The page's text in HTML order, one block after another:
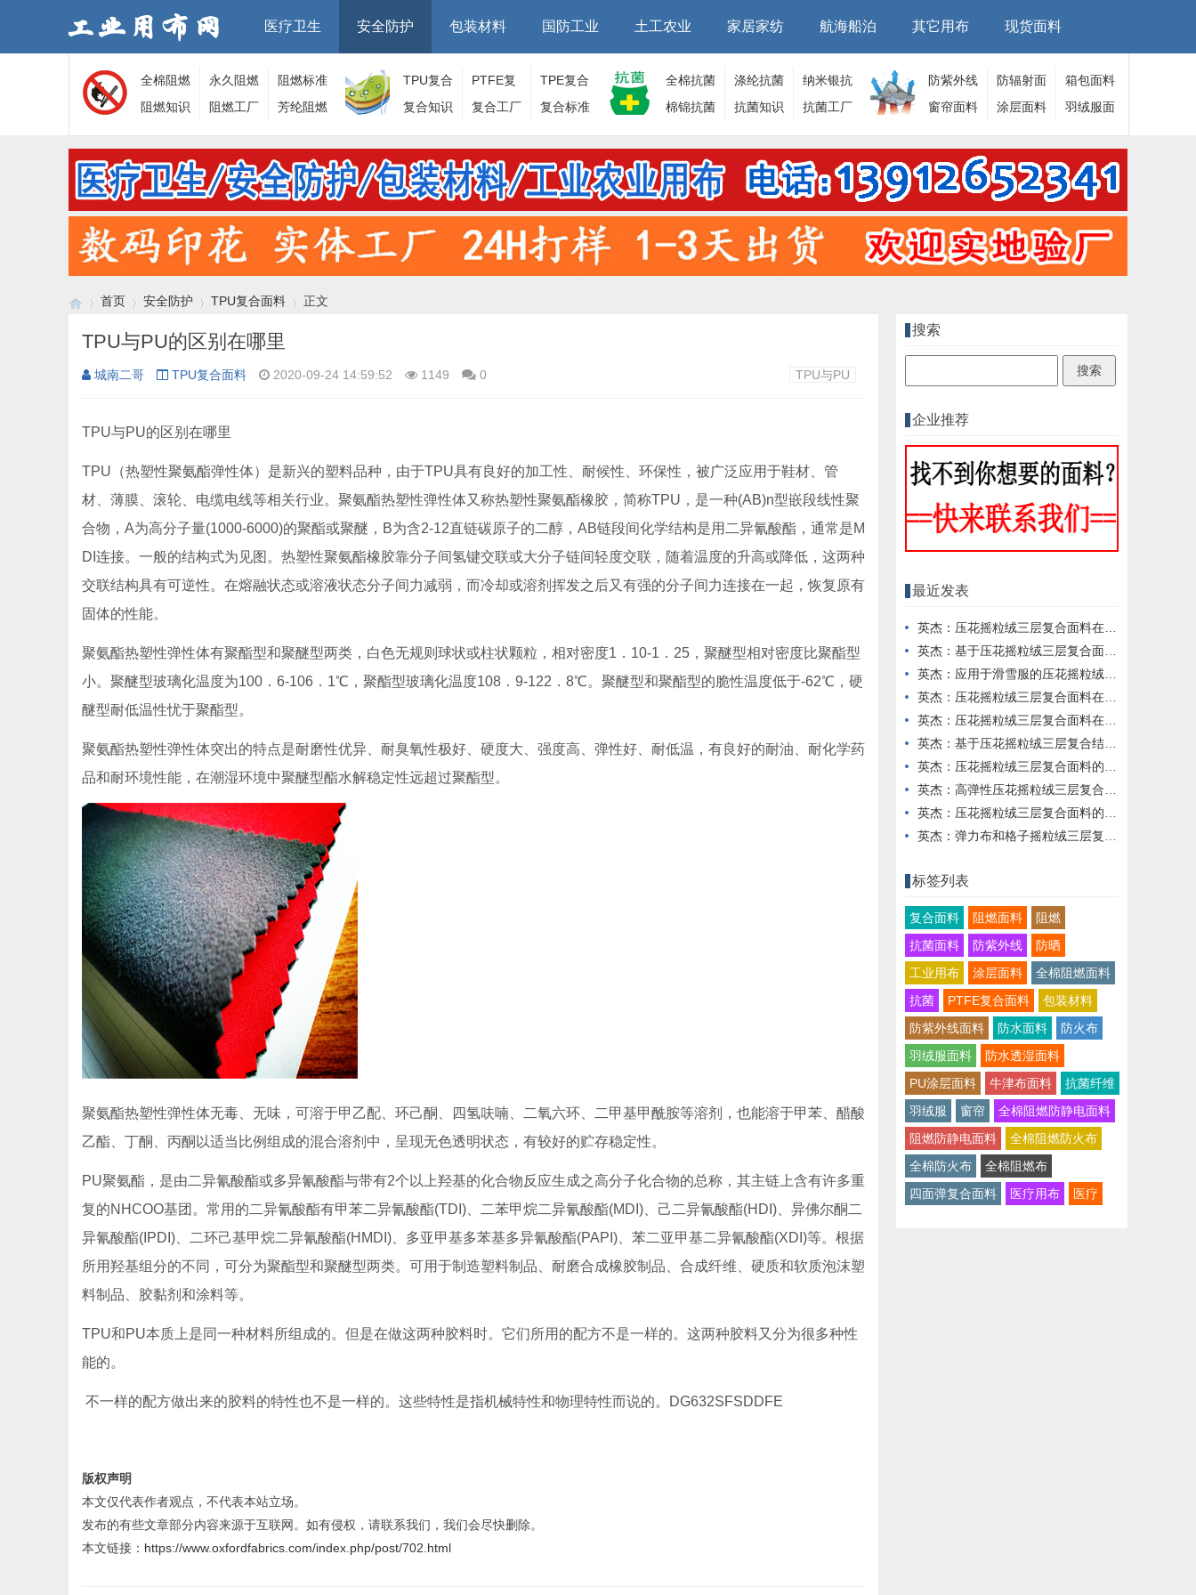
医疗卫生 安全防护 包装材料 国防工业 土工农业 家居家纺 航海船泊 其它用布 现货面料
全棉阻燃
面料
永久阻燃
面料
阻燃标准
阻燃知识
阻燃工厂
芳纶阻燃
面料
TPU复合
面料
PTFE复
合面料
TPE复合
面料
复合知识 复合工厂 复合标准
全棉抗菌
涤纶抗菌
面料
纳米银抗
菌面料
棉锦抗菌
面料
抗菌知识 抗菌工厂
防紫外线
面料
防辐射面
料
箱包面料
窗帘面料
涂层面料
羽绒服面
料
›
首页
›
安全防护
›
TPU复合面料
›
正文
TPU与PU的区别在哪里
城南二哥 TPU复合面料 2020-09-24 14:59:52 1149 0 TPU与PU
TPU与PU的区别在哪里
TPU（热塑性聚氨酯弹性体）是新兴的塑料品种，由于TPU具有良好的加工性、耐候性、环保性，被广泛应用于鞋材、管
材、薄膜、滚轮、电缆电线等相关行业。聚氨酯热塑性弹性体又称热塑性聚氨酯橡胶，简称TPU，是一种(AB)n型嵌段线性聚
合物，A为高分子量(1000-6000)的聚酯或聚醚，B为含2-12直链碳原子的二醇，AB链段间化学结构是用二异氰酸酯，通常是M
DI连接。一般的结构式为见图。热塑性聚氨酯橡胶靠分子间氢键交联或大分子链间轻度交联，随着温度的升高或降低，这两种
交联结构具有可逆性。在熔融状态或溶液状态分子间力减弱，而冷却或溶剂挥发之后又有强的分子间力连接在一起，恢复原有
固体的性能。
聚氨酯热塑性弹性体有聚酯型和聚醚型两类，白色无规则球状或柱状颗粒，相对密度1．10-1．25，聚醚型相对密度比聚酯型
小。聚醚型玻璃化温度为100．6-106．1℃，聚酯型玻璃化温度108．9-122．8℃。聚醚型和聚酯型的脆性温度低于-62℃，硬
醚型耐低温性忧于聚酯型。
聚氨酯热塑性弹性体突出的特点是耐磨性优异、耐臭氧性极好、硬度大、强度高、弹性好、耐低温，有良好的耐油、耐化学药
品和耐环境性能，在潮湿环境中聚醚型酯水解稳定性远超过聚酯型。
聚氨酯热塑性弹性体无毒、无味，可溶于甲乙配、环己酮、四氢呋喃、二氧六环、二甲基甲酰胺等溶剂，也能溶于甲苯、醋酸
乙酯、丁酮、丙酮以适当比例组成的混合溶剂中，呈现无色透明状态，有较好的贮存稳定性。
PU聚氨酯，是由二异氰酸酯或多异氰酸酯与带有2个以上羟基的化合物反应生成之高分子化合物的总称，其主链上含有许多重
复的NHCOO基团。常用的二异氰酸酯有甲苯二异氰酸酯(TDI)、二苯甲烷二异氰酸酯(MDI)、己二异氰酸酯(HDI)、异佛尔酮二
异氰酸酯(IPDI)、二环己基甲烷二异氰酸酯(HMDI)、多亚甲基多苯基多异氰酸酯(PAPI)、苯二亚甲基二异氰酸酯(XDI)等。根据
所用羟基组分的不同，可分为聚酯型和聚醚型两类。可用于制造塑料制品、耐磨合成橡胶制品、合成纤维、硬质和软质泡沫塑
料制品、胶黏剂和涂料等。
TPU和PU本质上是同一种材料所组成的。但是在做这两种胶料时。它们所用的配方不是一样的。这两种胶料又分为很多种性
能的。
不一样的配方做出来的胶料的特性也不是一样的。这些特性是指机械特性和物理特性而说的。DG632SFSDDFE
版权声明
本文仅代表作者观点，不代表本站立场。
发布的有些文章部分内容来源于互联网。如有侵权，请联系我们，我们会尽快删除。
本文链接： https://www.oxfordfabrics.com/index.php/post/702.html
搜索
企业推荐
最近发表
英杰：压花摇粒绒三层复合面料在冬季户外服装中的保暖性能优化研究
英杰：基于压花摇粒绒三层复合面料的高透气防风运动服饰开发
英杰：应用于滑雪服的压花摇粒绒三层复合面料抗撕裂与耐磨性提升技术
英杰：压花摇粒绒三层复合面料在户外风衣和夹克中的应用与性能
英杰：压花摇粒绒三层复合面料在户外运动服饰中的保暖与透气性能研究
英杰：基于压花摇粒绒三层复合结构的功能性家居纺织品开发与应用
英杰：压花摇粒绒三层复合面料的抗起球性与耐磨性优化技术分析
英杰：高弹性压花摇粒绒三层复合面料在冬季童装设计中的应用实践
英杰：压花摇粒绒三层复合面料的热湿舒适性与层间结合强度协同提升工艺
英杰：弹力布和格子摇粒绒三层复合面料在修身户外夹克中的弹性与保暖协同设计
标签列表
复合面料 阻燃面料
阻燃
抗菌面料
防紫外线
防晒
工业用布
涂层面料
全棉阻燃面料
抗菌
PTFE复合面料
包装材料
防紫外线面料
防水面料
防火布
羽绒服面料
防水透湿面料
PU涂层面料
牛津布面料
抗菌纤维
羽绒服
窗帘
全棉阻燃防静电面料
阻燃防静电面料
全棉阻燃防火布
全棉防火布
全棉阻燃布
四面弹复合面料
医疗用布 医疗